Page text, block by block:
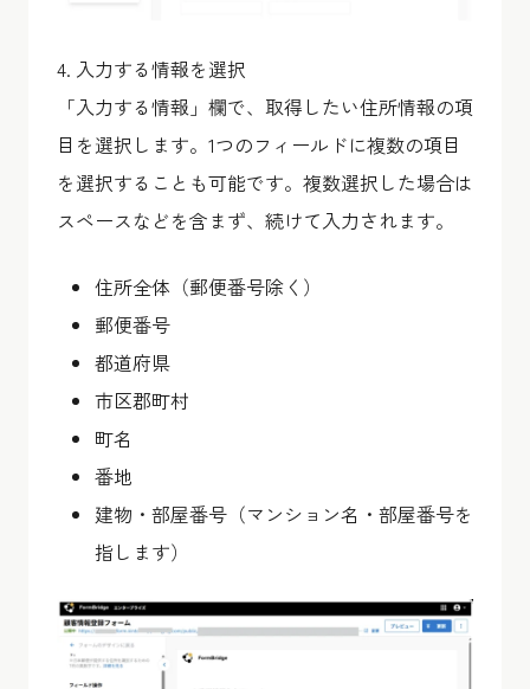
4. 入力する情報を選択
「入力する情報」欄で、取得したい住所情報の項
目を選択します。1つのフィールドに複数の項目
を選択することも可能です。複数選択した場合は
スペースなどを含まず、続けて入力されます。
住所全体（郵便番号除く）
郵便番号
都道府県
市区郡町村
町名
番地
建物・部屋番号（マンション名・部屋番号を
指します）